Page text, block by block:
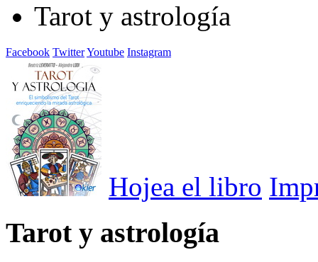
Tarot y astrología
Facebook TwitterYoutube Instagram
Hojea el libro
Tarot y astrología